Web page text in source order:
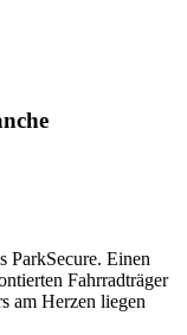
ParkSecure. Einen
Fahrradträger
am Herzen liegen